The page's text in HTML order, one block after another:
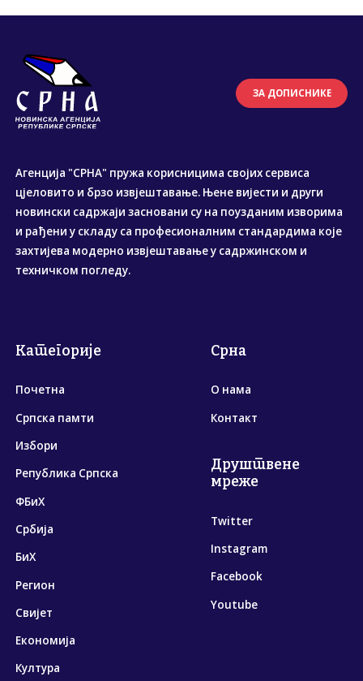
ЗА ДОПИСНИКЕ
Агенција "СРНА" пружа корисницима својих сервиса
цјеловито и брзо извјештавање. Њене вијести и други
новински садржаји засновани су на поузданим изворима
и рађени у складу са професионалним стандардима које
захтијева модерно извјештавање у садржинском и
техничком погледу.
Категорије
Почетна
Српска памти
Избори
Република Српска
ФБиХ
Србија
БиХ
Регион
Свијет
Економија
Култура
Срна
О нама
Контакт
Друштвене
мреже
Twitter
Instagram
Facebook
Youtube